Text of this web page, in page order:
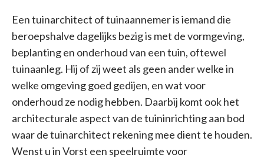
Een tuinarchitect of tuinaannemer is iemand die
beroepshalve dagelijks bezig is met de vormgeving,
beplanting en onderhoud van een tuin, oftewel
tuinaanleg. Hij of zij weet als geen ander welke in
welke omgeving goed gedijen, en wat voor
onderhoud ze nodig hebben. Daarbij komt ook het
architecturale aspect van de tuininrichting aan bod
waar de tuinarchitect rekening mee dient te houden.
Wenst u in Vorst een speelruimte voor